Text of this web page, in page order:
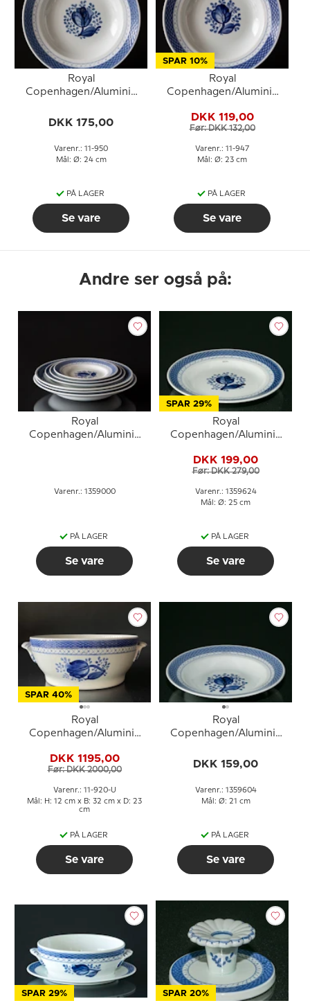
Royal
Copenhagen/Aluminia
tallerken 24cm, nr. 950
DKK 175,00
Varenr.: 11-950
Mål: Ø: 24 cm
PÅ LAGER
Se vare
SPAR 10%
Royal
Copenhagen/Aluminia
tallerken 23cm, nr. 947
DKK 119,00
Før: DKK 132,00
Varenr.: 11-947
Mål: Ø: 23 cm
PÅ LAGER
Se vare
Andre ser også på:
Royal
Copenhagen/Aluminia
Varenr.: 1359000
PÅ LAGER
Se vare
SPAR 29%
Royal
Copenhagen/Aluminia
tallerken 25cm nr. 11/948
eller 624
DKK 199,00
Før: DKK 279,00
Varenr.: 1359624
Mål: Ø: 25 cm
PÅ LAGER
Se vare
SPAR 40%
Royal
Copenhagen/Aluminia
UDEN låg/stor skål
DKK 1195,00
Før: DKK 2000,00
Varenr.: 11-920-U
Mål: H: 12 cm x B: 32 cm x D: 23
cm
PÅ LAGER
Se vare
Royal
Copenhagen/Aluminia
tallerken 21cm nr. 11/1847
DKK 159,00
Varenr.: 1359604
Mål: Ø: 21 cm
PÅ LAGER
Se vare
SPAR 29% SPAR 20%